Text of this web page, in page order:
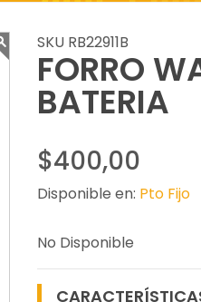
SKU RB22911B
FORRO
BATERIA
$400,00
Disponible en: Pto Fijo
No Disponible